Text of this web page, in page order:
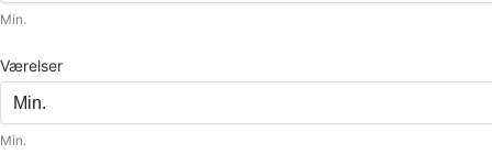
Min.
Værelser
Min.